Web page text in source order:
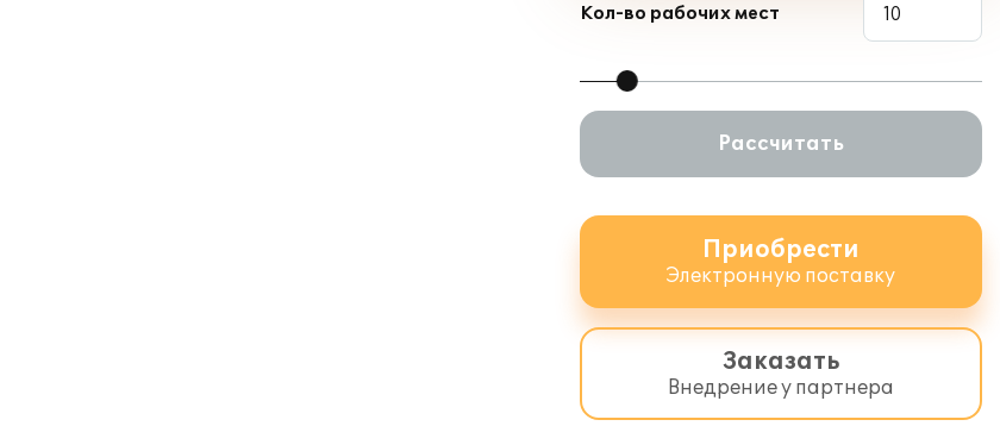
Кол-во рабочих мест
Рассчитать
Приобрести
Электронную поставку
Заказать
Внедрение у партнера